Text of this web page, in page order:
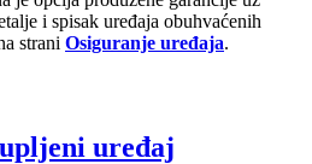
i spisak uređaja obuhvaćenih
strani Osiguranje uređaja.
uređaj